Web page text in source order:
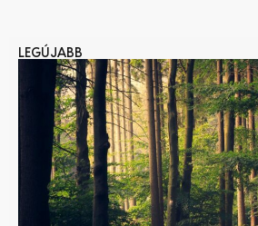
LEGÚJABB